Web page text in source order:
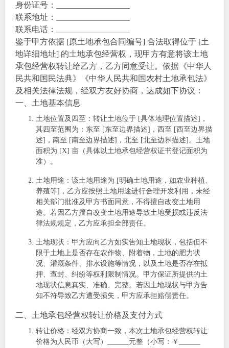
身份证号：__________________
联系地址：__________________
联系电话：__________________
鉴于甲方依据 [原土地承包合同编号] 合法取得位于 [土
地详细地址] 的土地承包经营权，现甲方有意将该土地
承包经营权转让给乙方，乙方同意受让。依据《中华人
民共和国民法典》《中华人民共和国农村土地承包法》
及相关法律法规，经双方友好协商，达成如下协议：
一、土地基本信息
土地位置及四至 ：转让土地位于 [具体地理位置描述]，
其四至范围为：东至 [东至边界描述]，西至 [西至边界描
述]，南至 [南至边界描述]，北至 [北至边界描述]。土地
面积为 [X] 亩（具体以土地承包经营权证书登记面积为
准）。
土地用途 ：该土地用途为 [明确土地用途，如农业种植、
养殖等]，乙方应按照土地用途进行合理开发利用，未经
相关部门批准及甲方书面同意，不得擅自改变土地用
途。若因乙方擅自改变土地用途导致土地受损或违反法
律法规规定，乙方应承担全部责任。
土地现状 ：甲方应向乙方如实告知土地现状，包括但不
限于土地上是否存在农作物、附着物，土地的肥力状
况、灌溉条件、排水设施等情况，以及土地是否存在抵
押、查封、纠纷等权利限制情况。甲方保证所提供的土
地现状信息真实、准确、完整。若因土地现状与甲方告
知不符导致乙方遭受损失，甲方应承担赔偿责任。
二、土地承包经营权转让价格及支付方式
转让价格 ：经双方协商一致，本次土地承包经营权转让
价格为人民币（大写）______元整（小写：￥______